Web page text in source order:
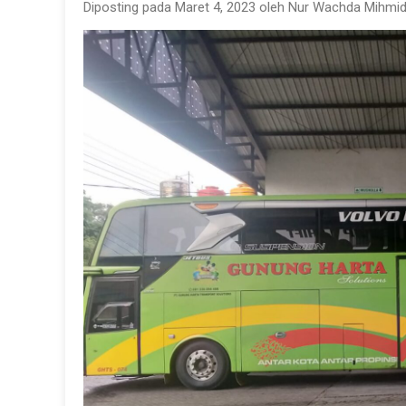
Diposting pada Maret 4, 2023 oleh Nur Wachda